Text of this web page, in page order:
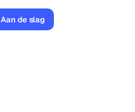
Aan de slag